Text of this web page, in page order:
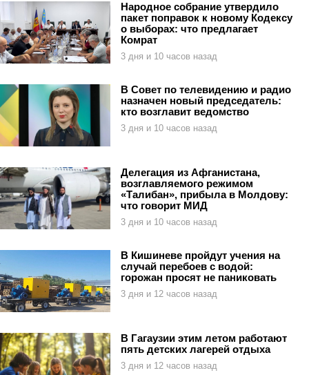
Народное собрание утвердило
пакет поправок к новому Кодексу
о выборах: что предлагает
Комрат
3 дня и 10 часов назад
В Совет по телевидению и радио
назначен новый председатель:
кто возглавит ведомство
3 дня и 10 часов назад
Делегация из Афганистана,
возглавляемого режимом
«Талибан», прибыла в Молдову:
что говорит МИД
3 дня и 10 часов назад
В Кишиневе пройдут учения на
случай перебоев с водой:
горожан просят не паниковать
3 дня и 12 часов назад
В Гагаузии этим летом работают
пять детских лагерей отдыха
3 дня и 12 часов назад